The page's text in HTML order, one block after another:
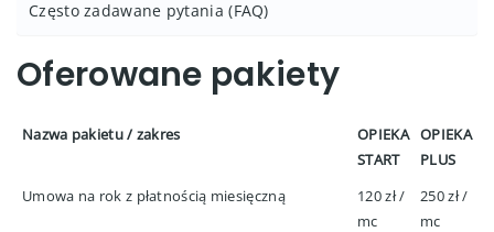
Często zadawane pytania (FAQ)
Oferowane pakiety
Nazwa pakietu / zakres
OPIEKA
START
OPIEKA
PLUS
Umowa na rok z płatnością miesięczną
120 zł /
mc
250 zł /
mc